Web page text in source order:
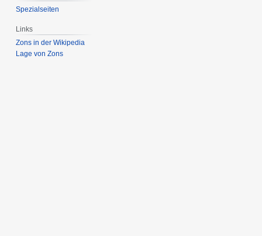
Spezialseiten
Links
Zons in der Wikipedia
Lage von Zons